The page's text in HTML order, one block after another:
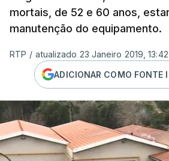
mortais, de 52 e 60 anos,
manutenção do equipamento.
RTP / atualizado 23 Janeiro 2019, 13:42
ADICIONAR COMO FONTE